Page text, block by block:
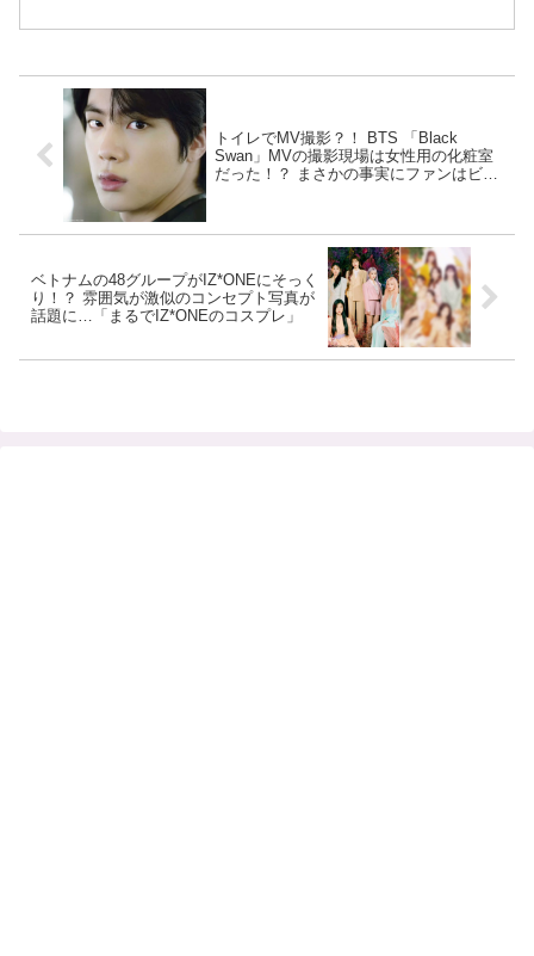
トイレでMV撮影？！ BTS 「Black
Swan」MVの撮影現場は女性用の化粧室
だった！？ まさかの事実にファンはビッ
ベトナムの48グループがIZ*ONEにそっく
り！？ 雰囲気が激似のコンセプト写真が
話題に…「まるでIZ*ONEのコスプレ」